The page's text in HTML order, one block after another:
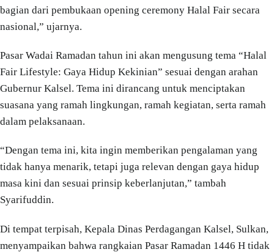
bagian dari pembukaan opening ceremony Halal Fair secara
nasional,” ujarnya.
Pasar Wadai Ramadan tahun ini akan mengusung tema “Halal
Fair Lifestyle: Gaya Hidup Kekinian” sesuai dengan arahan
Gubernur Kalsel. Tema ini dirancang untuk menciptakan
suasana yang ramah lingkungan, ramah kegiatan, serta ramah
dalam pelaksanaan.
“Dengan tema ini, kita ingin memberikan pengalaman yang
tidak hanya menarik, tetapi juga relevan dengan gaya hidup
masa kini dan sesuai prinsip keberlanjutan,” tambah
Syarifuddin.
Di tempat terpisah, Kepala Dinas Perdagangan Kalsel, Sulkan,
menyampaikan bahwa rangkaian Pasar Ramadan 1446 H tidak